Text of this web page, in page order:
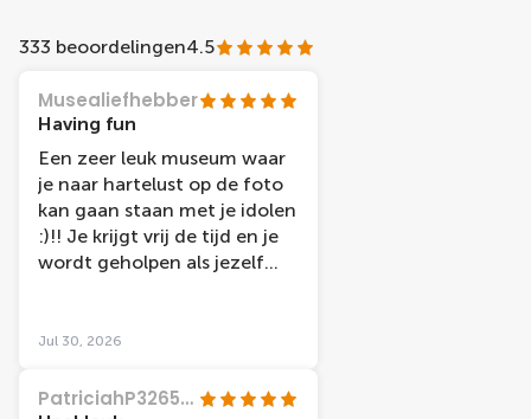
333 beoordelingen4.5
Musealiefhebber
Having fun
Een zeer leuk museum waar
je naar hartelust op de foto
kan gaan staan met je idolen
:)!! Je krijgt vrij de tijd en je
wordt geholpen als jezelf
Jul 30, 2026
PatriciahP3265JX